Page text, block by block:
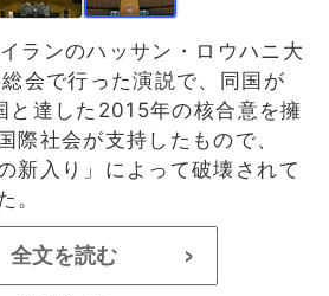
ランのハッサン・ロウハニ大
会で行った演説で、同国が
と達した2015年の核合意を擁
際社会が支持したもので、
新入り」によって破壊されて
。
全文を読む >